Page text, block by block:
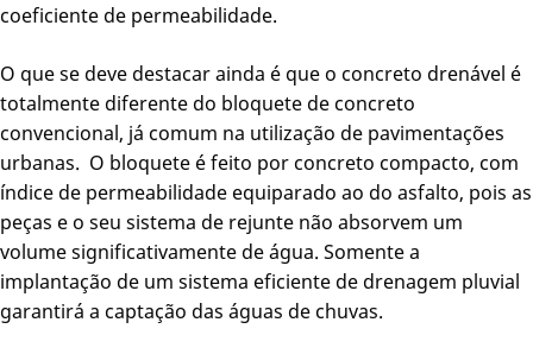
coeficiente de permeabilidade.
O que se deve destacar ainda é que o concreto drenável é
totalmente diferente do bloquete de concreto
convencional, já comum na utilização de pavimentações
urbanas. O bloquete é feito por concreto compacto, com
índice de permeabilidade equiparado ao do asfalto, pois as
peças e o seu sistema de rejunte não absorvem um
volume significativamente de água. Somente a
implantação de um sistema eficiente de drenagem pluvial
garantirá a captação das águas de chuvas.